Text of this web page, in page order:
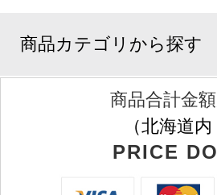
商品カテゴリから探す
商品合計金
（北海道
PRICE